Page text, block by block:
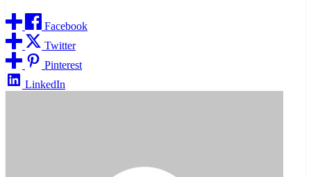
Facebook
Twitter
Pinterest
LinkedIn